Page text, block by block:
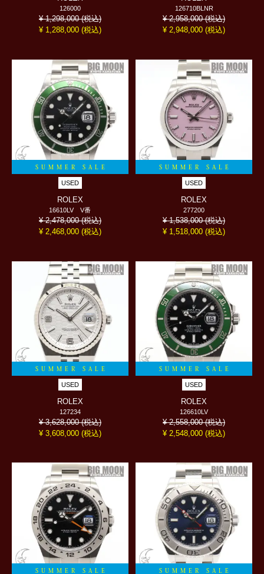
126000
¥ 1,298,000(税込)
¥ 1,288,000 (税込)
126710BLNR
¥ 2,958,000(税込)
¥ 2,948,000(税込)
SUMMER SALE
USED
ROLEX
16610LV V番
¥ 2,478,000(税込)
¥ 2,468,000 (税込)
SUMMER SALE
USED
ROLEX
277200
¥ 1,538,000(税込)
¥ 1,518,000(税込)
SUMMER SALE
USED
ROLEX
127234
¥ 3,628,000(税込)
¥ 3,608,000 (税込)
SUMMER SALE
USED
ROLEX
126610LV
¥ 2,558,000(税込)
¥ 2,548,000(税込)
SUMMER SALE SUMMER SALE